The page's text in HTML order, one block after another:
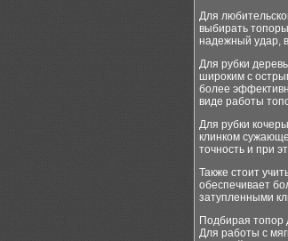
Для
выбирать
надежный удар,
Для рубки
широким с
более
виде работы
Для рубки
клинком
точность и при
Также стоит
обеспечивает
затупленными
Подбирая топор
Для работы с